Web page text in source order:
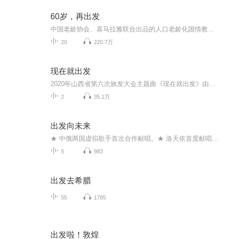
60岁，再出发
20 220.7万
现在就出发
2 35.1万
出发向未来
5 983
出发去希腊
55 1785
出发啦！敦煌